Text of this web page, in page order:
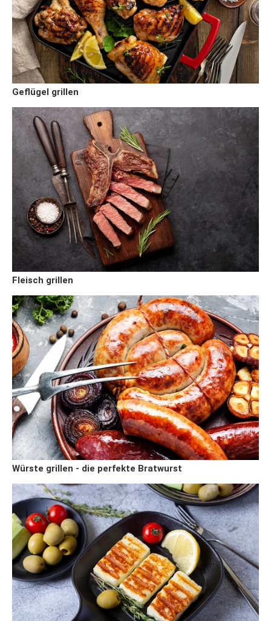
Geflügel grillen
Fleisch grillen
Würste grillen - die perfekte Bratwurst